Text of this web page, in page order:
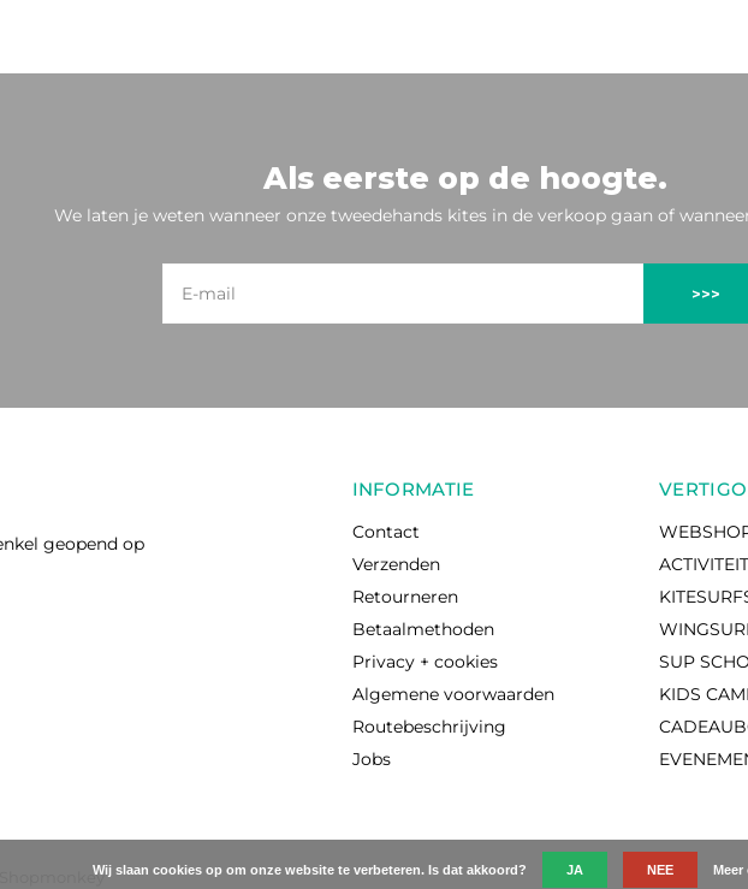
Als eerste op de hoogte.
We laten je weten wanneer onze tweedehands kites in de verkoop gaan of
>>>
geopend op
INFORMATIE
Contact
Verzenden
Retourneren
Betaalmethoden
Privacy + cookies
Algemene voorwaarden
Routebeschrijving
Jobs
SUP
KIDS
ShopmonkeyWij slaan cookies op om onze website te verbeteren. Is dat akkoord? JA NEE Meer